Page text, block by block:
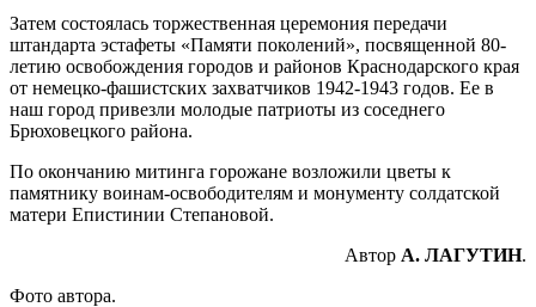
Затем состоялась торжественная церемония передачи
штандарта эстафеты «Памяти поколений», посвященной 80-
летию освобождения городов и районов Краснодарского края
от немецко-фашистских захватчиков 1942-1943 годов. Ее в
наш город привезли молодые патриоты из соседнего
Брюховецкого района.
По окончанию митинга горожане возложили цветы к
памятнику воинам-освободителям и монументу солдатской
матери Епистинии Степановой.
Автор А. ЛАГУТИН.
Фото автора.